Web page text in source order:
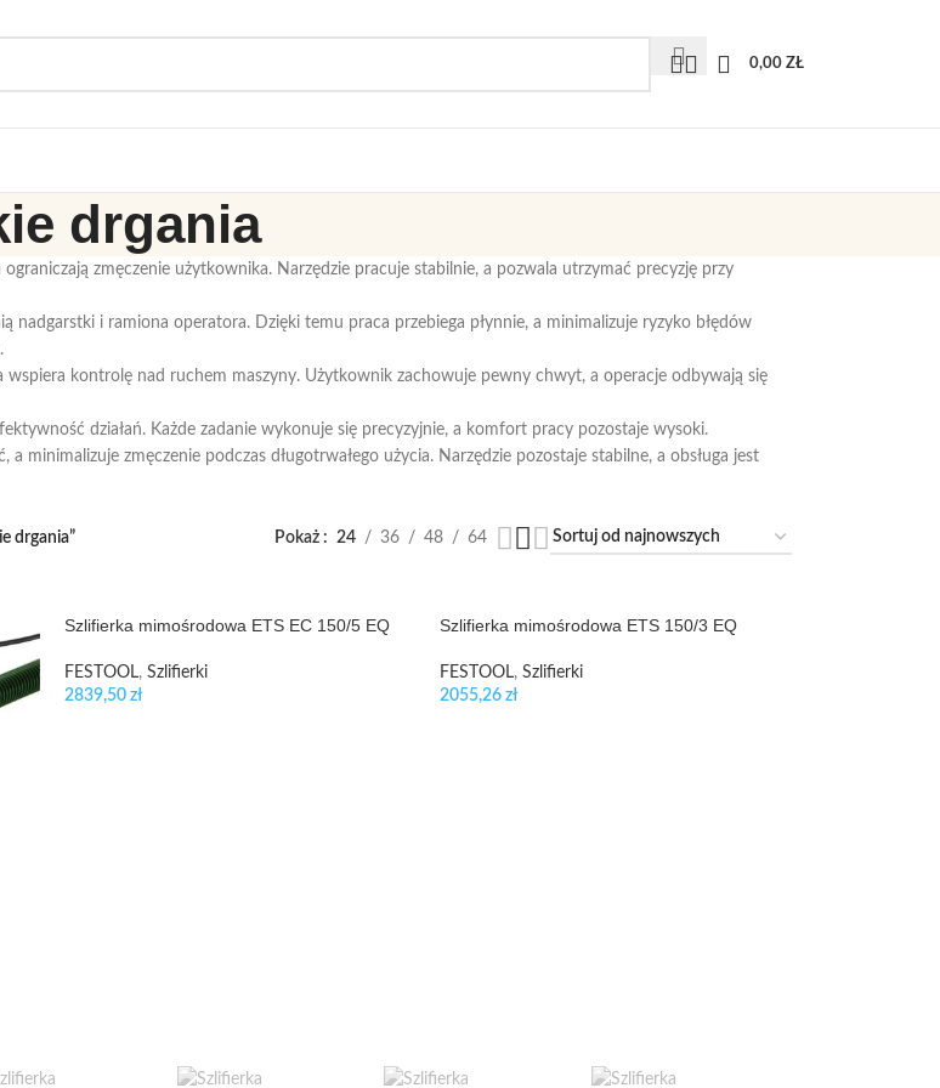
0,00 ZŁ
drgania
zmęczenie użytkownika. Narzędzie pracuje stabilnie, a pozwala utrzymać precyzję przy
nadgarstki i ramiona operatora. Dzięki temu praca przebiega płynnie, a minimalizuje ryzyko błędów
wspiera kontrolę nad ruchem maszyny. Użytkownik zachowuje pewny chwyt, a operacje odbywają się
działań. Każde zadanie wykonuje się precyzyjnie, a komfort pracy pozostaje wysoki.
minimalizuje zmęczenie podczas długotrwałego użycia. Narzędzie pozostaje stabilne, a obsługa jest
drgania” Pokaż 24 36 48 64
Szlifierka mimośrodowa ETS EC 150/5 EQ
FESTOOL, Szlifierki
2839,50 zł
Szlifierka mimośrodowa ETS 150/3 EQ
FESTOOL, Szlifierki
2055,26zł